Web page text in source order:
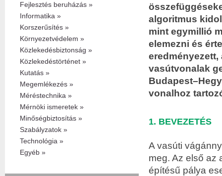
Fejlesztés beruházás »
Informatika »
Korszerűsítés »
Környezetvédelem »
Közlekedésbiztonság »
Közlekedéstörténet »
Kutatás »
Megemlékezés »
Méréstechnika »
Mérnöki ismeretek »
Minőségbiztosítás »
Szabályzatok »
Technológia »
Egyéb »
algoritmus
mint egymillió
elemezni és
vasútvonalak
vonalhoz
1. BEVEZETÉS
A vasúti
meg. Az első az
építésű pálya